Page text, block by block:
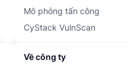
Mô phỏng tấn công
CyStack VulnScan
Về công ty